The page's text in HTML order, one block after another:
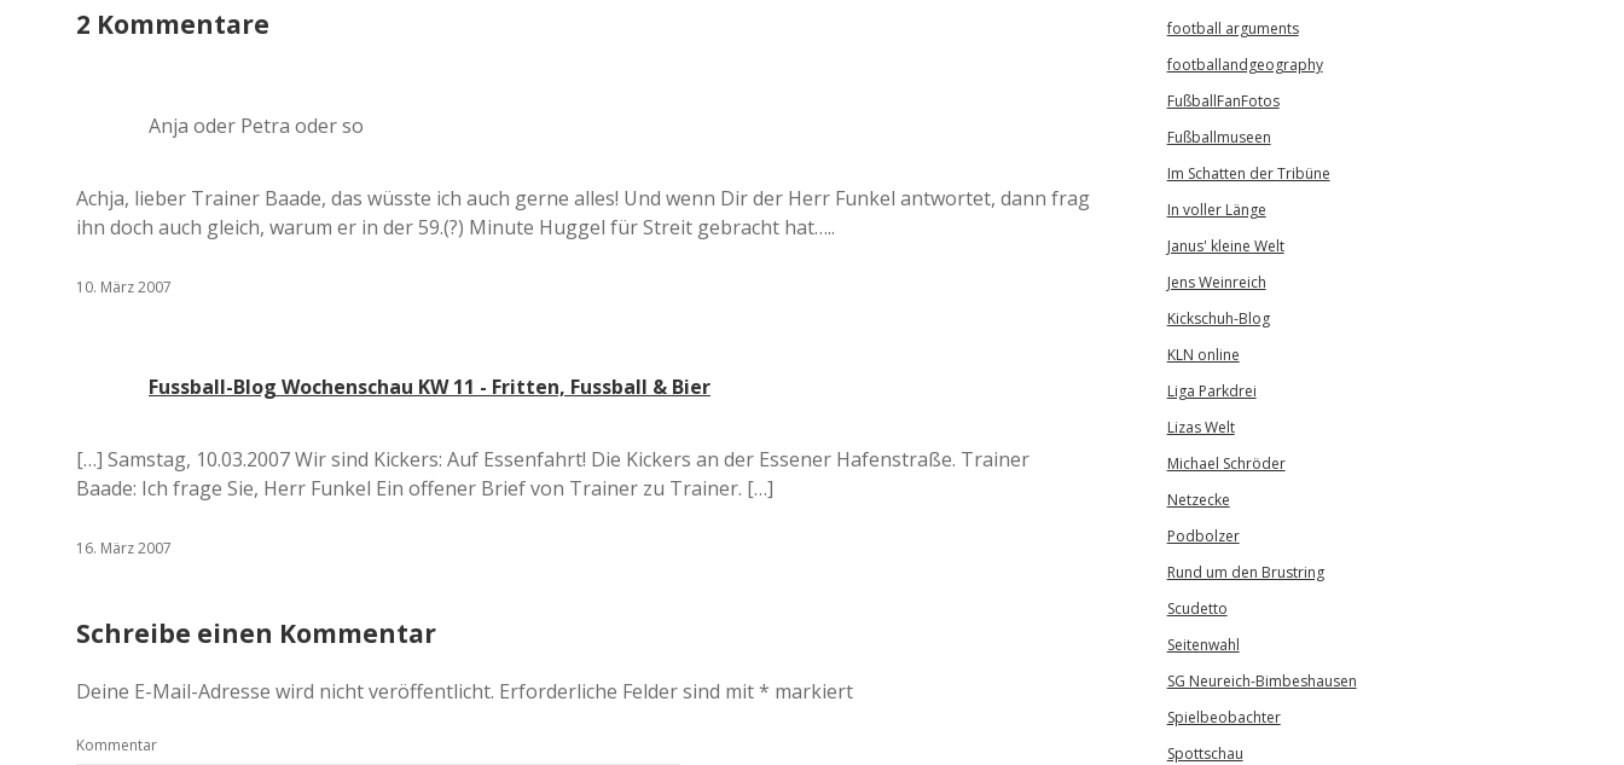
2 Kommentare
Anja oder Petra oder so
Achja, lieber Trainer Baade, das wüsste ich auch gerne alles! Und wenn Dir der Herr Funkel antwortet, dann frag
ihn doch auch gleich, warum er in der 59.(?) Minute Huggel für Streit gebracht hat…..
10. März 2007
Fussball-Blog Wochenschau KW 11 - Fritten, Fussball & Bier
[…] Samstag, 10.03.2007 Wir sind Kickers: Auf Essenfahrt! Die Kickers an der Essener Hafenstraße. Trainer
Baade: Ich frage Sie, Herr Funkel Ein offener Brief von Trainer zu Trainer. […]
16. März 2007
Schreibe einen Kommentar
Deine E-Mail-Adresse wird nicht veröffentlicht. Erforderliche Felder sind mit* markiert
Kommentar
football arguments
footballandgeography
FußballFanFotos
Fußballmuseen
Im Schatten der Tribüne
In voller Länge
Janus' kleine Welt
Jens Weinreich
Kickschuh-Blog
KLN online
Liga Parkdrei
Lizas Welt
Michael Schröder
Netzecke
Podbolzer
Rund um den Brustring
Scudetto
Seitenwahl
SG Neureich-Bimbeshausen
Spielbeobachter
Spottschau